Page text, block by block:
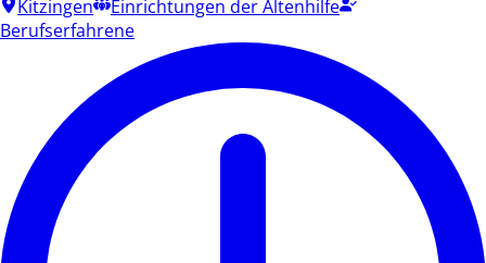
Kitzingen
Einrichtungen der Altenhilfe
Berufserfahrene